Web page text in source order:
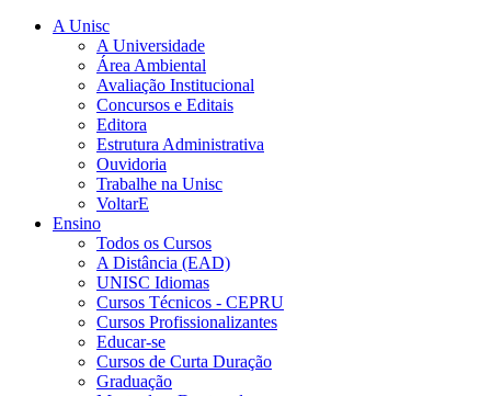
A Unisc
A Universidade
Área Ambiental
Avaliação Institucional
Concursos e Editais
Editora
Estrutura Administrativa
Ouvidoria
Trabalhe na Unisc
VoltarE
Ensino
Todos os Cursos
A Distância (EAD)
UNISC Idiomas
Cursos Técnicos - CEPRU
Cursos Profissionalizantes
Educar-se
Cursos de Curta Duração
Graduação